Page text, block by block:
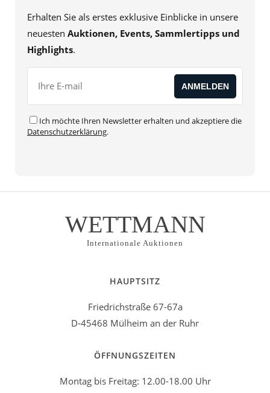
Erhalten Sie als erstes exklusive Einblicke in unsere
neuesten Auktionen, Events, Sammlertipps und
Highlights.
Ich möchte Ihren Newsletter erhalten und akzeptiere die
Datenschutzerklärung.
WETTMANN
Internationale Auktionen
HAUPTSITZ
Friedrichstraße 67-67a
D-45468 Mülheim an der Ruhr
ÖFFNUNGSZEITEN
Montag bis Freitag: 12.00-18.00 Uhr